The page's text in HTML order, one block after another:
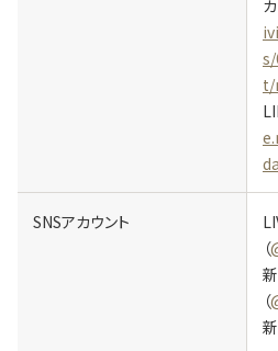
t/
SNSアカウント
（
（